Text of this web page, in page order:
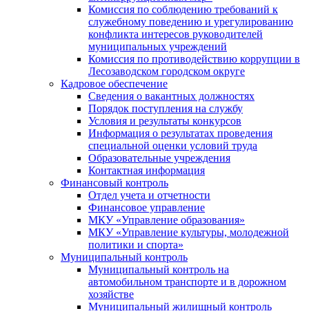
Комиссия по соблюдению требований к
служебному поведению и урегулированию
конфликта интересов руководителей
муниципальных учреждений
Комиссия по противодействию коррупции в
Лесозаводском городском округе
Кадровое обеспечение
Сведения о вакантных должностях
Порядок поступления на службу
Условия и результаты конкурсов
Информация о результатах проведения
специальной оценки условий труда
Образовательные учреждения
Контактная информация
Финансовый контроль
Отдел учета и отчетности
Финансовое управление
МКУ «Управление образования»
МКУ «Управление культуры, молодежной
политики и спорта»
Муниципальный контроль
Муниципальный контроль на
автомобильном транспорте и в дорожном
хозяйстве
Муниципальный жилищный контроль